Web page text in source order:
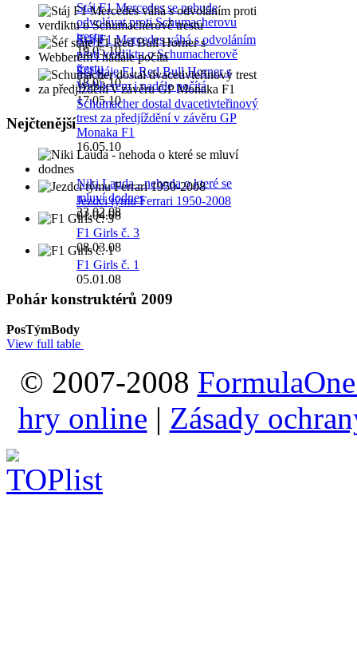
Stáj F1 Mercedes se nebude
odvolávat proti Schumacherovu
trestu
19.05.10
Stáj F1 Mercedes váhá s odvoláním
proti verdiktu o Schumacherově
trestu
18.05.10
Šéf stáje F1 Red Bull Horner s
Webberem i nadále počítá
17.05.10
Schumacher dostal dvacetivteřinový
trest za předjíždění v závěru GP
Monaka F1
16.05.10
Nejčtenější
Niki Lauda - nehoda o které se
mluví dodnes
23.02.08
Jezdci týmu Ferrari 1950-2008
01.04.08
F1 Girls č. 3
08.03.08
F1 Girls č. 1
05.01.08
Pohár konstruktérů 2009
PosTýmBody
View full table
© 2007-2008
hry online | Zásady